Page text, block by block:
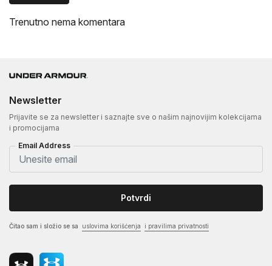
Trenutno nema komentara
Newsletter
Prijavite se za newsletter i saznajte sve o našim najnovijim kolekcijama
i promocijama
Email Address
Potvrdi
Čitao sam i složio se sa uslovima korišćenja i pravilima privatnosti